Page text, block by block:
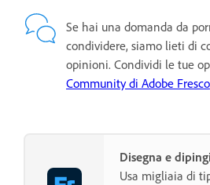
Se hai una domanda da
condividere, siamo lieti di
opinioni. Condividi le tue
Community di Adobe Fresco
Disegna e
Usa migliaia di